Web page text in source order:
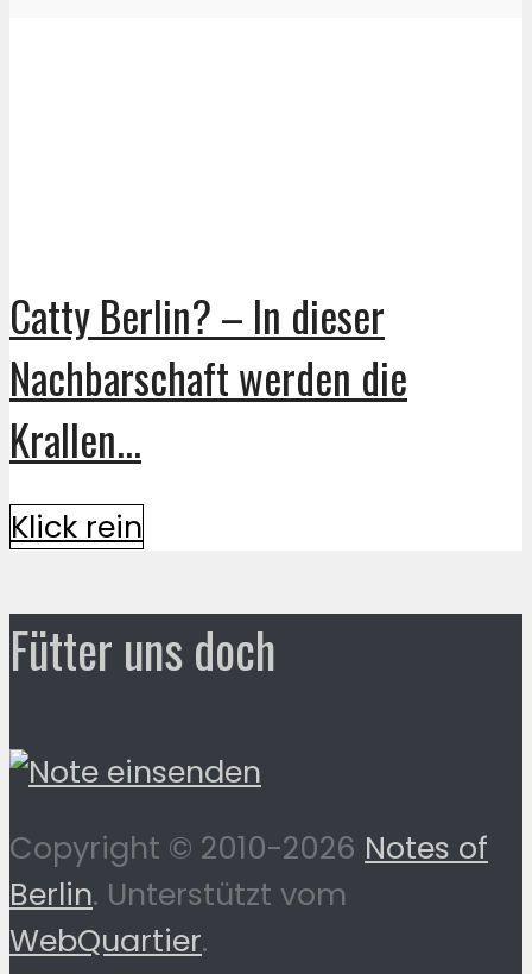
Catty Berlin? – In dieser
Nachbarschaft werden die
Krallen...
Klick rein
Fütter uns doch
Copyright © 2010-2026 Notes of
Berlin. Unterstützt vom
WebQuartier.